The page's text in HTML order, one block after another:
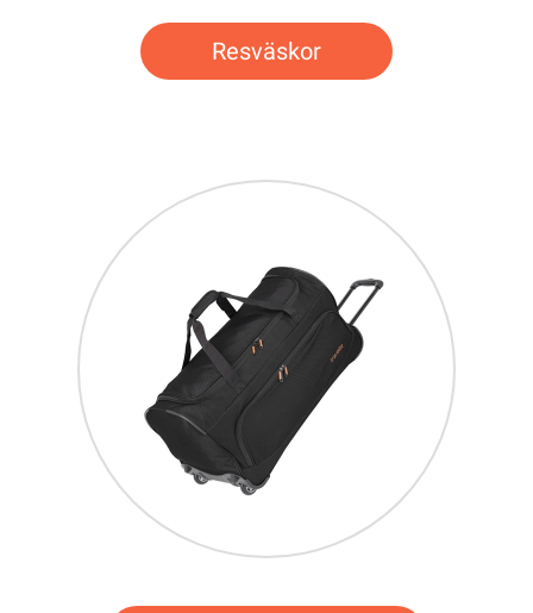
Resväskor